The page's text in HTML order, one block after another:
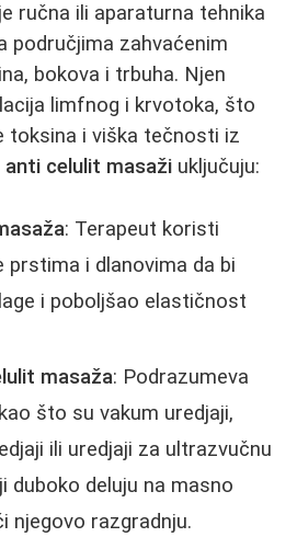
je ručna ili aparaturna tehnika
područjima zahvaćenim
bokova i trbuha. Njen
limfnog i krvotoka, što
toksina i viška tečnosti iz
anti celulit masaži uključuju:
: Terapeut koristi
i dlanovima da bi
i poboljšao elastičnost
masaža: Podrazumeva
što su vakum uredjaji,
ili uredjaji za ultrazvučnu
duboko deluju na masno
njegovo razgradnju.